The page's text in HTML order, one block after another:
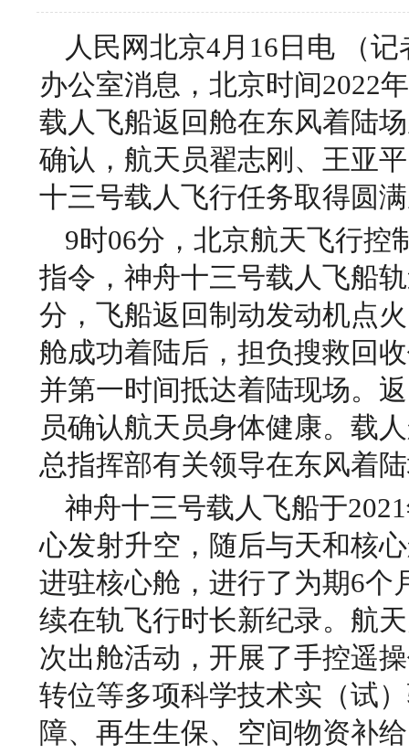
人民网北京4月16日电 （
办公室消息，北京时间2022
载人飞船返回舱在东风着陆
确认，航天员翟志刚、王亚
十三号载人飞行任务取得圆
9时06分，北京航天飞行控
指令，神舟十三号载人飞船
分，飞船返回制动发动机点
舱成功着陆后，担负搜救回
并第一时间抵达着陆现场。
员确认航天员身体健康。载
总指挥部有关领导在东风着
神舟十三号载人飞船于
心发射升空，随后与天和核
进驻核心舱，进行了为期6个
续在轨飞行时长新纪录。航
次出舱活动，开展了手控遥
转位等多项科学技术实（试
障、再生生保、空间物资补